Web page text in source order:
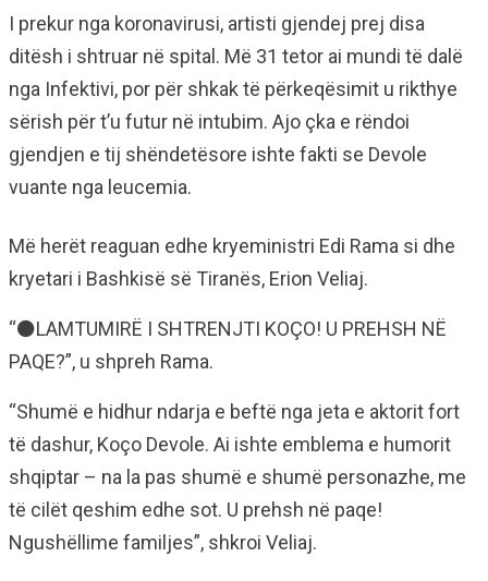
I prekur nga koronavirusi, artisti gjendej prej disa
ditësh i shtruar në spital. Më 31 tetor ai mundi të dalë
nga Infektivi, por për shkak të përkeqësimit u rikthye
sërish për t’u futur në intubim. Ajo çka e rëndoi
gjendjen e tij shëndetësore ishte fakti se Devole
vuante nga leucemia.
Më herët reaguan edhe kryeministri Edi Rama si dhe
kryetari i Bashkisë së Tiranës, Erion Veliaj.
“⚫️LAMTUMIRË I SHTRENJTI KOÇO! U PREHSH NË
PAQE?”, u shpreh Rama.
“Shumë e hidhur ndarja e beftë nga jeta e aktorit fort
të dashur, Koço Devole. Ai ishte emblema e humorit
shqiptar – na la pas shumë e shumë personazhe, me
të cilët qeshim edhe sot. U prehsh në paqe!
Ngushëllime familjes”, shkroi Veliaj.